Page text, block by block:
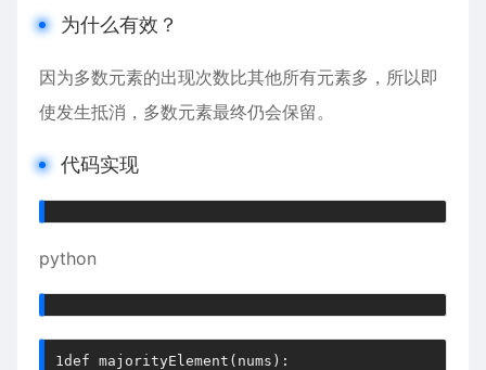
为什么有效？
因为多数元素的出现次数比其他所有元素多，所以即
使发生抵消，多数元素最终仍会保留。
代码实现
python
1def majorityElement ( nums ) :